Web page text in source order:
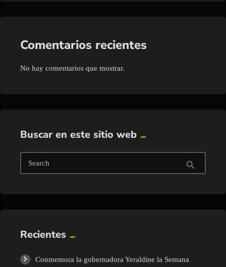
Comentarios recientes
No hay comentarios que mostrar.
Buscar en este sitio web
Search search
Recientes
Conmemora la gobernadora Yeraldine la Semana